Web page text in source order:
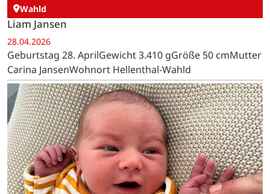
Wahld
Liam Jansen
28.04.2026
Geburtstag 28. AprilGewicht 3.410 gGröße 50 cmMutter
Carina JansenWohnort Hellenthal-Wahld